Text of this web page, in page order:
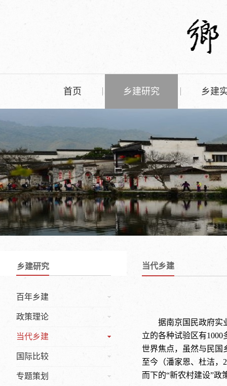
首页 乡建研究 乡建
乡建研究
百年乡建
政策理论
当代乡建
国际比较
专题策划
当代乡建
据南京国民政府实
立的各种试验区有
世界焦点，虽然与民国
至今（潘家恩、杜洁，
而下的“新农村建设”政